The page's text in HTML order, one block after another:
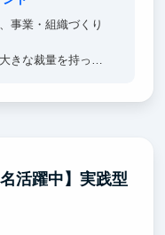
事業・組織づくり
きな裁量を持って
ます。
近く、様々な職
活躍中】実践型